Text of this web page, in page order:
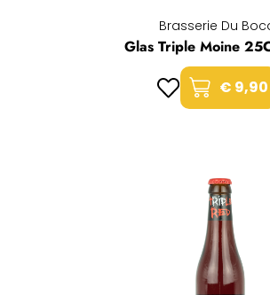
Brasserie Du
Glas Triple Moine
€ 9,90